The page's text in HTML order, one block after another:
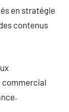
en stratégie
contenus
commercial